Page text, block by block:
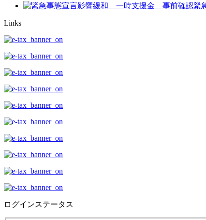
緊
Links
ログインステータス